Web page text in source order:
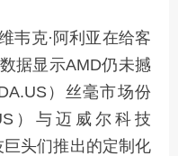
韦克·阿利亚在给客
据显示AMD仍未撼
）丝毫市场份
）与迈威尔科技
巨头们推出的定制化